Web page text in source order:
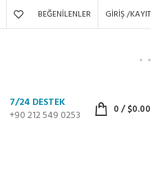
BEĞENILENLER GIRIŞ /KAYIT
7/24 DESTEK
+90 212 549 0253
0/$0.00